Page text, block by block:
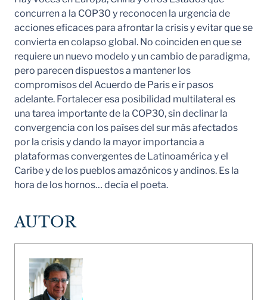
concurren a la COP30 y reconocen la urgencia de
acciones eficaces para afrontar la crisis y evitar que se
convierta en colapso global. No coinciden en que se
requiere un nuevo modelo y un cambio de paradigma,
pero parecen dispuestos a mantener los
compromisos del Acuerdo de Paris e ir pasos
adelante. Fortalecer esa posibilidad multilateral es
una tarea importante de la COP30, sin declinar la
convergencia con los países del sur más afectados
por la crisis y dando la mayor importancia a
plataformas convergentes de Latinoamérica y el
Caribe y de los pueblos amazónicos y andinos. Es la
hora de los hornos… decía el poeta.
AUTOR